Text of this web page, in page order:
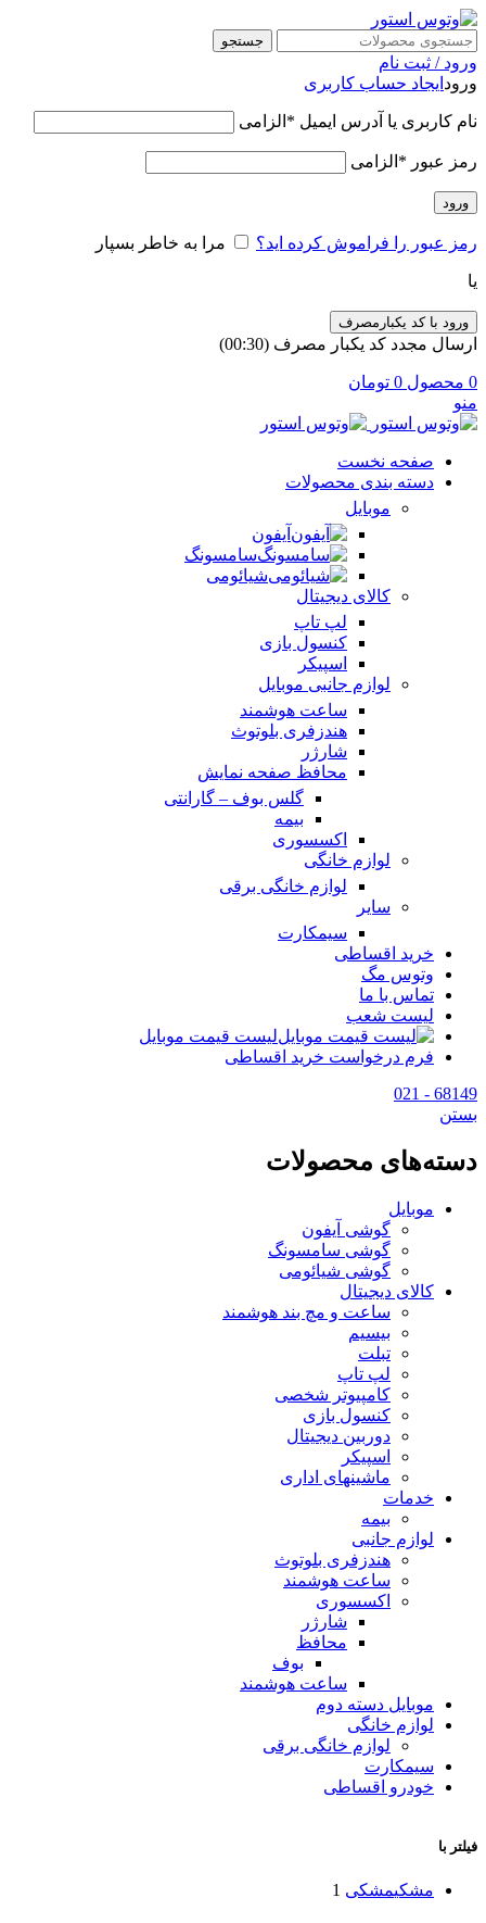
جستجو
ورود / ثبت نام
ورود ایجاد حساب کاربری
نام کاربری یا آدرس ایمیل * الزامی
رمز عبور * الزامی
ورود
رمز عبور را فراموش کرده اید؟ مرا به خاطر بسپار
یا
ورود با کد یکبارمصرف
ارسال مجدد کد یکبار مصرف (00:
30
)
0 محصول 0 تومان
منو
صفحه نخست
دسته بندی محصولات
موبایل
آیفون
سامسونگ
شیائومی
کالای دیجیتال
لپ تاپ
کنسول بازی
اسپیکر
لوازم جانبی موبایل
ساعت هوشمند
هندزفری بلوتوث
شارژر
محافظ صفحه نمایش
گلس بوف – گارانتی
بیمه
اکسسوری
لوازم خانگی
لوازم خانگی برقی
سایر
سیمکارت
خرید اقساطی
وتوس مگ
تماس با ما
لیست شعب
لیست قیمت موبایل
فرم درخواست خرید اقساطی
68149 - 021
بستن
دسته‌های محصولات
موبایل
گوشی آیفون
گوشی سامسونگ
گوشی شیائومی
کالای دیجیتال
ساعت و مچ بند هوشمند
بیسیم
تبلت
لپ تاپ
کامپیوتر شخصی
کنسول بازی
دوربین دیجیتال
اسپیکر
ماشینهای اداری
خدمات
بیمه
لوازم جانبی
هندزفری بلوتوث
ساعت هوشمند
اکسسوری
شارژر
محافظ
بوف
ساعت هوشمند
موبایل دسته دوم
لوازم خانگی
لوازم خانگی برقی
سیمکارت
خودرو اقساطی
فیلتر با
مشکیمشکی 1